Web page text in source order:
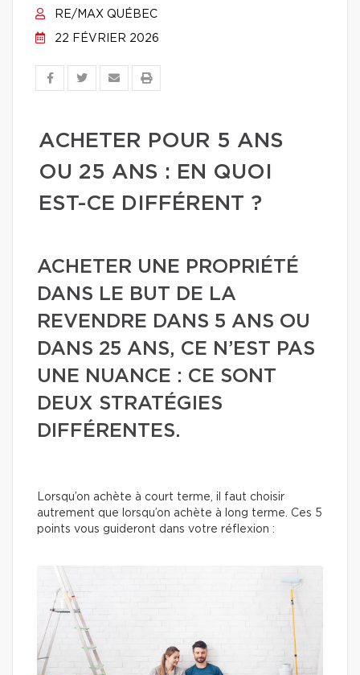
RE/MAX QUÉBEC
22 FÉVRIER 2026
ACHETER POUR 5 ANS
OU 25 ANS : EN QUOI
EST-CE DIFFÉRENT ?
ACHETER UNE PROPRIÉTÉ
DANS LE BUT DE LA
REVENDRE DANS 5 ANS OU
DANS 25 ANS, CE N’EST PAS
UNE NUANCE : CE SONT
DEUX STRATÉGIES
DIFFÉRENTES.
Lorsqu’on achète à court terme, il faut choisir
autrement que lorsqu’on achète à long terme. Ces 5
points vous guideront dans votre réflexion :